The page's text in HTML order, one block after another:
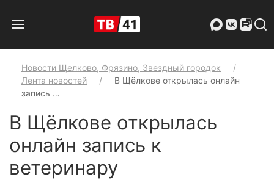
Новости Щелково, Фрязино, Звездный городок
Лента новостей
В Щёлкове открылась онлайн
запись …
В Щёлкове открылась
онлайн запись к
ветеринару